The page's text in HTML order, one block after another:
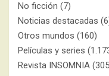
No ficción (7)
Noticias destacadas
Otros mundos (160)
Películas y series
Revista INSOMNIA